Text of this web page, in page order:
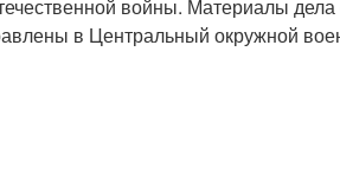
войны. Материалы дела
в Центральный окружной